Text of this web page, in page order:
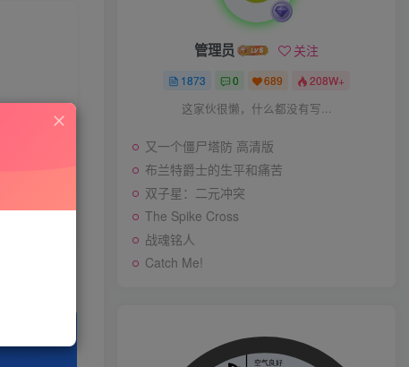
The Spike Cross
管理员 关注
1873 0 689 208W+
这家伙很懒，什么都没有写...
又一个僵尸塔防 高清版
布兰特爵士的生平和痛苦
双子星：二元冲突
The Spike Cross
战魂铭人
Catch Me!